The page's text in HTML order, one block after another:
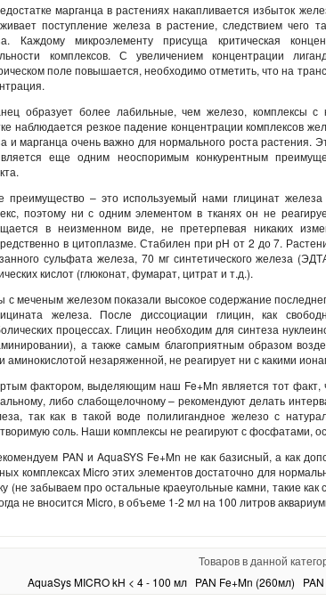
марганца в растениях накапливается избыток
поступление железа в растение, следствием чего
Каждому микроэлементу присуща критическая
комплексов. С увеличением концентрации
поле повышается, необходимо отметить, что на
образует более лабильные, чем железо, комплексы с
наблюдается резкое падение концентрации комплексов
и марганца очень важно для нормального роста растения.
еще одним неоспоримым конкурентным
преимущество – это используемый нами глицинат
поэтому ни с одним элементом в тканях он не
в неизменном виде, не претерпевая никаких
в цитоплазме. Стабилен при рН от 2 до 7.
сульфата железа, 70 мг синтетического железа
кислот (глюконат, фумарат, цитрат и т.д.).
с меченым железом показали высокое содержание
железа. После диссоциации глицин, как
процессах. Глицин необходим для синтеза
а также самым благоприятным образом
аминокислотой незаряженной, не реагирует ни с какими
фактором, выделяющим наш Fe+Mn является тот факт,
либо слабощелочному – рекомендуют делать
так как в такой воде полилигандное железо с
соль. Наши комплексы не реагируют с фосфатами,
PAN и AquaSYS Fe+Mn не как базисный, а как
комплексах Micro этих элементов достаточно для
(не забываем про остальные краеугольные камни, такие
не вносится Micro, в объеме 1-2 мл на 100 литров
Товаров в данной
AquaSys MICRO kH < 4 - 100 мл PAN Fe+Mn (260мл)